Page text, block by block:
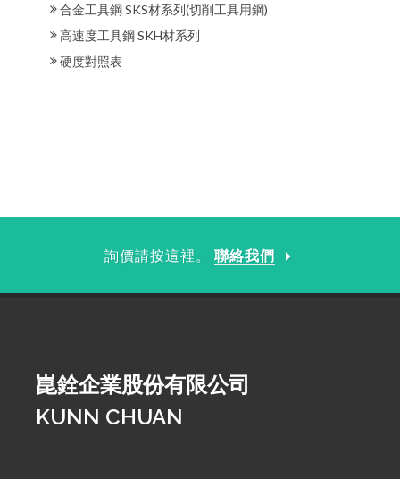
合金工具鋼 SKS材系列(切削工具用鋼)
高速度工具鋼 SKH材系列
硬度對照表
詢價請按這裡。 聯絡我們
崑銓企業股份有限公司
KUNN CHUAN